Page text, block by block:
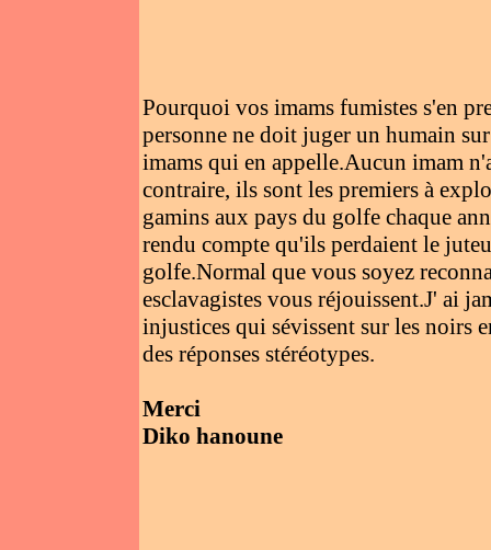
Pourquoi vos imams fumistes s'en
personne ne doit juger un humain
imams qui en appelle.Aucun imam
contraire, ils sont les premiers à
gamins aux pays du golfe chaque
rendu compte qu'ils perdaient le
golfe.Normal que vous soyez
esclavagistes vous réjouissent.J' ai
injustices qui sévissent sur les noirs
des réponses stéréotypes.
Merci
Diko hanoune